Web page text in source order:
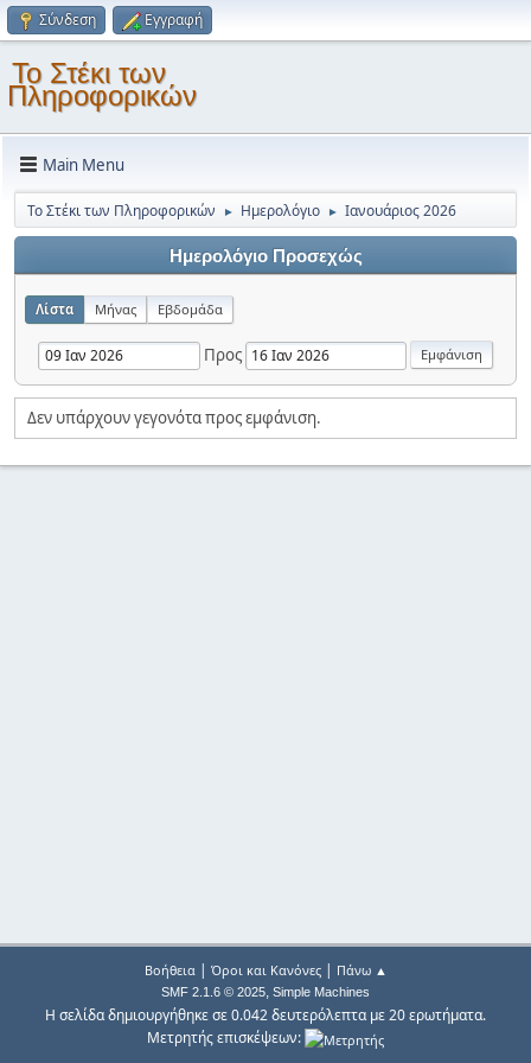
Σύνδεση Εγγραφή
Το Στέκι των
Πληροφορικών
Main Menu
Το Στέκι των Πληροφορικών ► Ημερολόγιο ► Ιανουάριος 2026
Ημερολόγιο Προσεχώς
Λίστα Μήνας Εβδομάδα
Προς
Δεν υπάρχουν γεγονότα προς εμφάνιση.
Βοήθεια| Όροι και Κανόνες| Πάνω ▲
SMF 2.1.6 © 2025, Simple Machines
Η σελίδα δημιουργήθηκε σε 0.042 δευτερόλεπτα με 20 ερωτήματα.
Μετρητής επισκέψεων: